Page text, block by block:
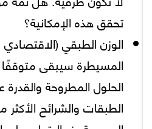
تحقق هذه الإمكانية؟
الوزن الطبقي
المسيطرة سيبقى
الحلول المطروحة والقدرة
الطبقات والشرائح الأكثر